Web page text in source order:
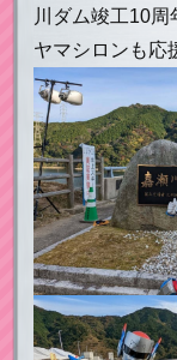
川ダム竣工10周
ヤマシロンも